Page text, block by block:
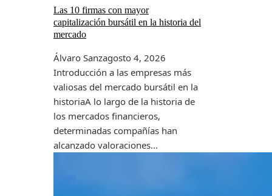
Las 10 firmas con mayor
capitalización bursátil en la historia del
mercado
Álvaro Sanzagosto 4, 2026
Introducción a las empresas más
valiosas del mercado bursátil en la
historiaA lo largo de la historia de
los mercados financieros,
determinadas compañías han
alcanzado valoraciones...